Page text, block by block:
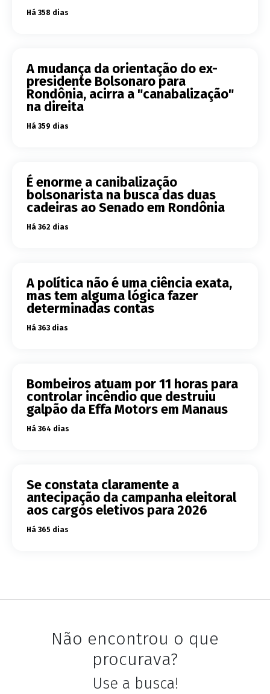
Há 358 dias
A mudança da orientação do ex-
presidente Bolsonaro para
Rondônia, acirra a "canabalização"
na direita
Há 359 dias
É enorme a canibalização
bolsonarista na busca das duas
cadeiras ao Senado em Rondônia
Há 362 dias
A política não é uma ciência exata,
mas tem alguma lógica fazer
determinadas contas
Há 363 dias
Bombeiros atuam por 11 horas para
controlar incêndio que destruiu
galpão da Effa Motors em Manaus
Há 364 dias
Se constata claramente a
antecipação da campanha eleitoral
aos cargos eletivos para 2026
Há 365 dias
Não encontrou o que
procurava?
Use a busca!